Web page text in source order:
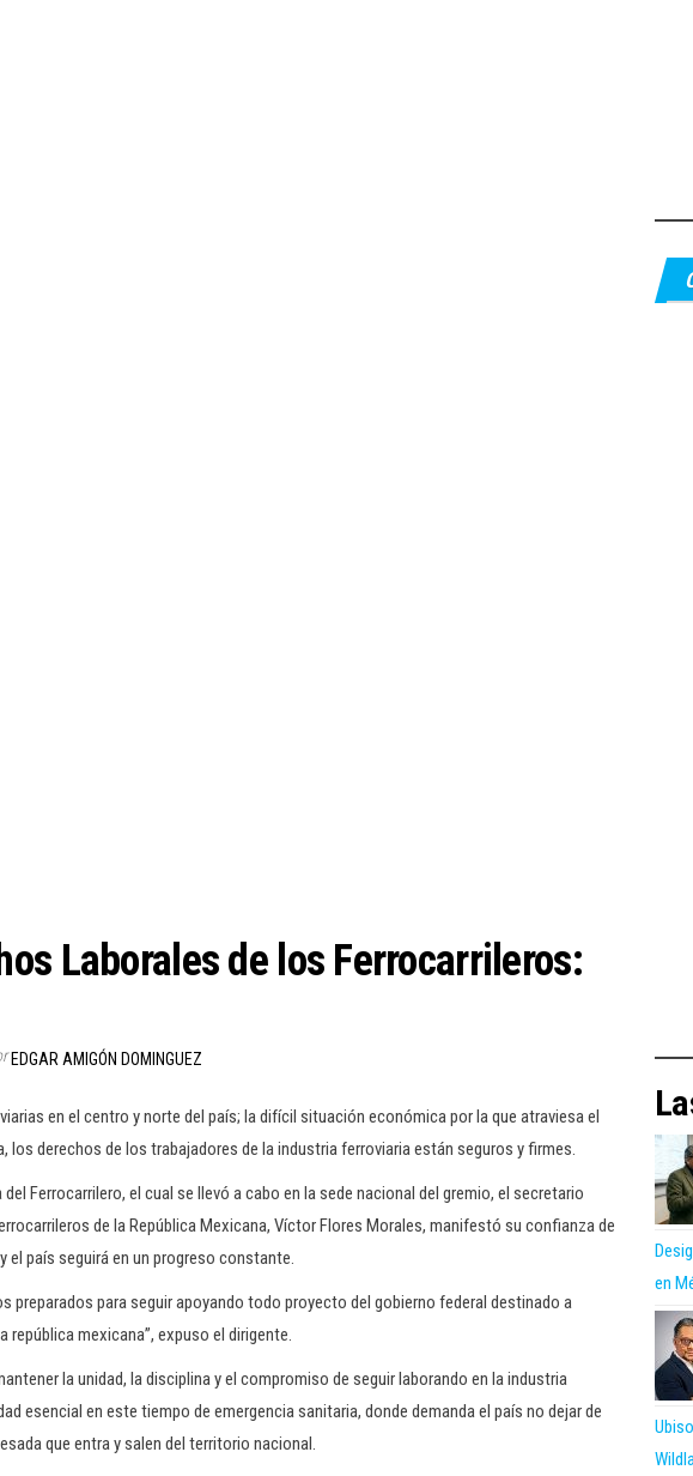
Laborales de los Ferrocarrileros:
EDGAR AMIGÓN DOMINGUEZ
en el centro y norte del país; la difícil situación económica por la que atraviesa el
los derechos de los trabajadores de la industria ferroviaria están seguros y firmes.
Ferrocarrilero, el cual se llevó a cabo en la sede nacional del gremio, el secretario
de la República Mexicana, Víctor Flores Morales, manifestó su confianza de
país seguirá en un progreso constante.
preparados para seguir apoyando todo proyecto del gobierno federal destinado a
república mexicana”, expuso el dirigente.
la unidad, la disciplina y el compromiso de seguir laborando en la industria
esencial en este tiempo de emergencia sanitaria, donde demanda el país no dejar de
que entra y salen del territorio nacional.
en